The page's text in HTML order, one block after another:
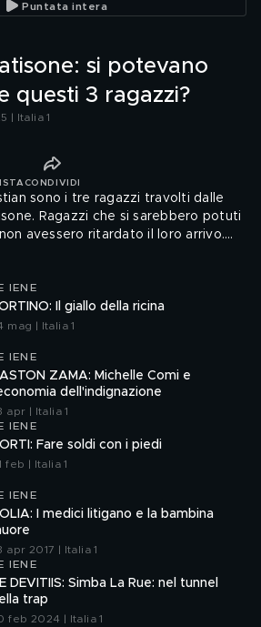
Puntata intera
si potevano
questi 3 ragazzi?
| Italia 1
CONDIVIDI
sono i tre ragazzi travolti dalle
Ragazzi che si sarebbero potuti
avessero ritardato il loro arrivo.
del cellulare della ragazza che
di vita
IENE
Il giallo della ricina
mag | Italia 1
IENE
ZAMA: Michelle Comi e
dell'indignazione
apr | Italia 1
IENE
Fare soldi con i piedi
feb | Italia 1
IENE
I medici litigano e la bambina
apr 2017 | Italia 1
IENE
DEVITIIS: Simba La Rue: nel tunnel
trap
feb 2024 | Italia 1